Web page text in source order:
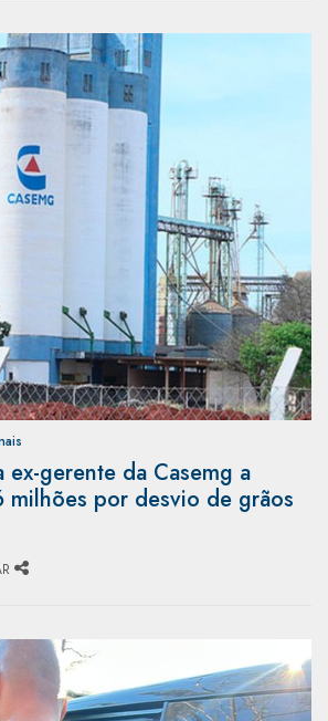
ex-gerente da Casemg a
milhões por desvio de grãos